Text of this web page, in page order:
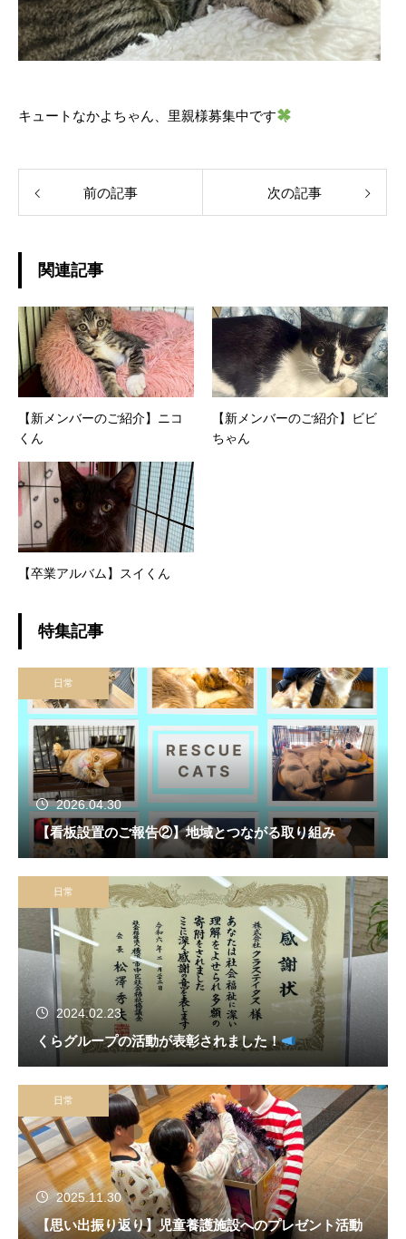
キュートなかよちゃん、里親様募集中です
前の記事 次の記事
関連記事
【新メンバーのご紹介】ニコ
くん
【新メンバーのご紹介】ビビ
ちゃん
【卒業アルバム】スイくん
特集記事
日常
2026.04.30
【看板設置のご報告②】地域とつながる取り組み
日常
2024.02.23
くらグループの活動が表彰されました！
日常
2025.11.30
【思い出振り返り】児童養護施設へのプレゼント活動